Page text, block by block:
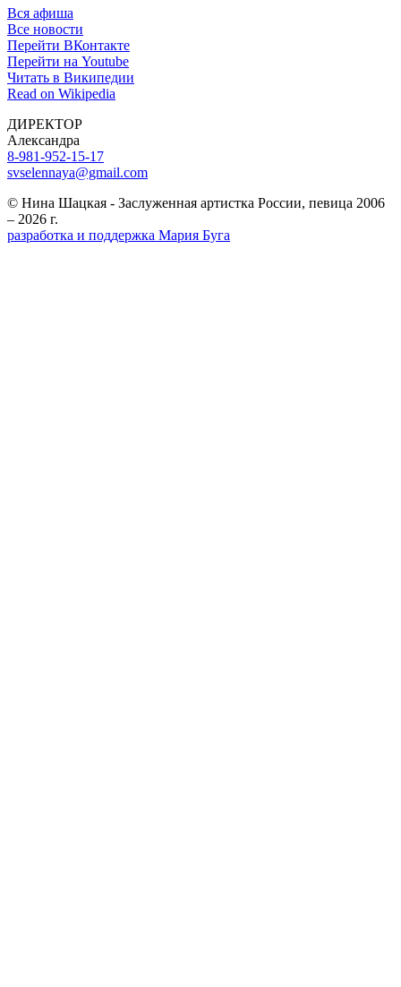
Вся афиша
Все новости
Перейти ВКонтакте
Перейти на Youtube
Читать в Википедии
Read on Wikipedia
ДИРЕКТОР
Александра
8-981-952-15-17
svselennaya@gmail.com
© Нина Шацкая - Заслуженная артистка России, певица 2006
– 2026 г.
разработка и поддержка Мария Буга